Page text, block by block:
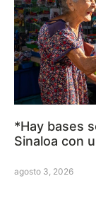
*Hay bases
Sinaloa con
agosto 3, 2026